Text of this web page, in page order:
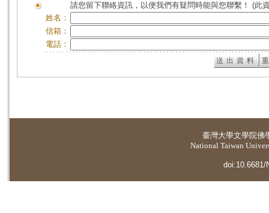
請您留下聯絡資訊，以便我們有疑問時能與您聯繫！ (此
姓名：
信箱：
電話：
臺灣大學文學院佛
National Taiwan
doi:10.6681/